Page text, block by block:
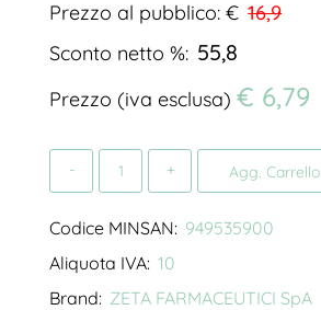
Prezzo al pubblico: € 16,9
Sconto netto %: 55,8
Prezzo (iva esclusa) € 6,79
Agg. Carrello
Codice MINSAN: 949535900
Aliquota IVA: 10
Brand: ZETA FARMACEUTICI SpA